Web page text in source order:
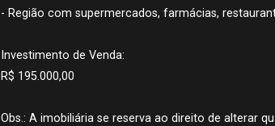
- Região com supermercados, farmácias,
Investimento de Venda:
R$ 195.000,00
Obs.: A imobiliária se reserva ao direito de alterar